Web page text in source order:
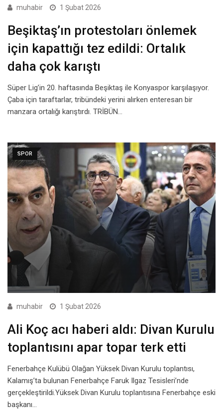
muhabir 1 Şubat 2026
Beşiktaş’ın protestoları önlemek
için kapattığı tez edildi: Ortalık
daha çok karıştı
Süper Lig’in 20. haftasında Beşiktaş ile Konyaspor karşılaşıyor.
Çaba için taraftarlar, tribündeki yerini alırken enteresan bir
manzara ortalığı karıştırdı. TRİBÜN…
SPOR
muhabir 1 Şubat 2026
Ali Koç acı haberi aldı: Divan Kurulu
toplantısını apar topar terk etti
Fenerbahçe Kulübü Olağan Yüksek Divan Kurulu toplantısı,
Kalamış’ta bulunan Fenerbahçe Faruk Ilgaz Tesisleri’nde
gerçekleştirildi.Yüksek Divan Kurulu toplantısına Fenerbahçe eski
başkanı…